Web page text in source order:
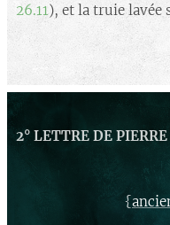
26.11), et la truie lavée
2° LETTRE DE PIERRE
{